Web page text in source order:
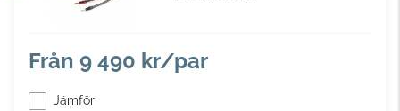
Från 9 490 kr/par
Jämför